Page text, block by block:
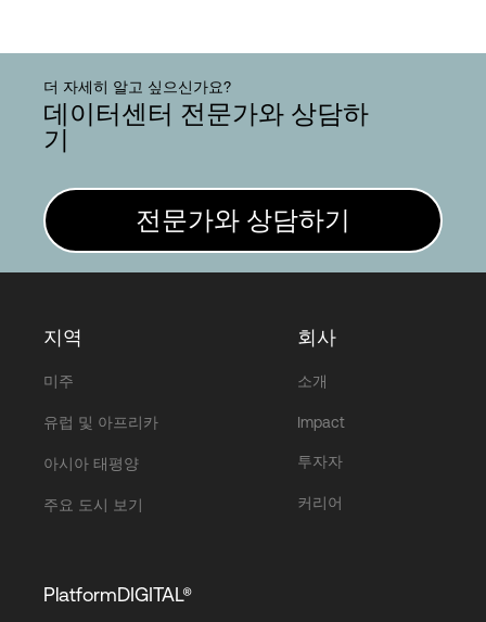
더 자세히 알고 싶으신가요?
데이터센터 전문가와 상담하
기
전문가와 상담하기
지역
미주
유럽 및 아프리카
아시아 태평양
주요 도시 보기
회사
소개
Impact
투자자
커리어
PlatformDIGITAL®